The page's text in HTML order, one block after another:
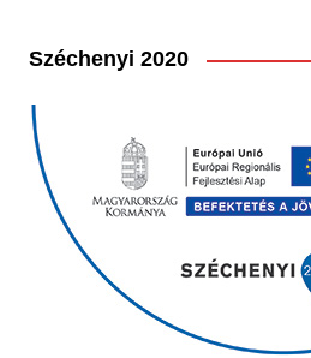
Széchenyi 2020